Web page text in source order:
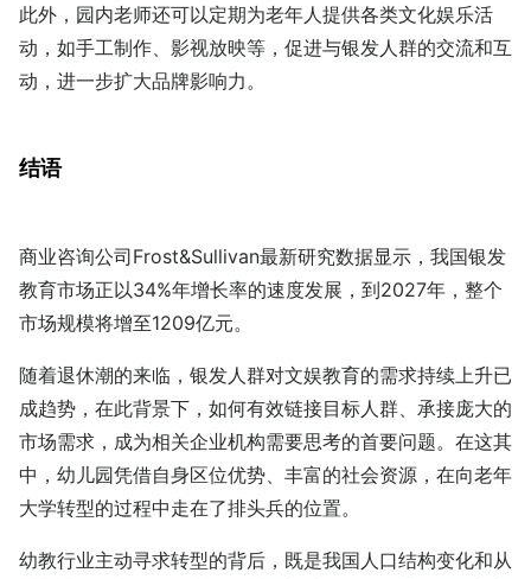
此外，园内老师还可以定期为老年人提供各类文化娱乐活
动，如手工制作、影视放映等，促进与银发人群的交流和互
动，进一步扩大品牌影响力。
结语
商业咨询公司Frost&Sullivan最新研究数据显示，我国银发
教育市场正以34%年增长率的速度发展，到2027年，整个
市场规模将增至1209亿元。
随着退休潮的来临，银发人群对文娱教育的需求持续上升已
成趋势，在此背景下，如何有效链接目标人群、承接庞大的
市场需求，成为相关企业机构需要思考的首要问题。在这其
中，幼儿园凭借自身区位优势、丰富的社会资源，在向老年
大学转型的过程中走在了排头兵的位置。
幼教行业主动寻求转型的背后，既是我国人口结构变化和从